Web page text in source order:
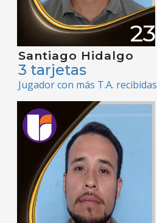
23
Santiago Hidalgo
3 tarjetas
Jugador con más T.A. recibidas